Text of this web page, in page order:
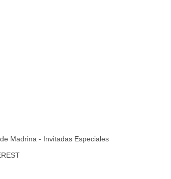
Madrina - Invitadas Especiales